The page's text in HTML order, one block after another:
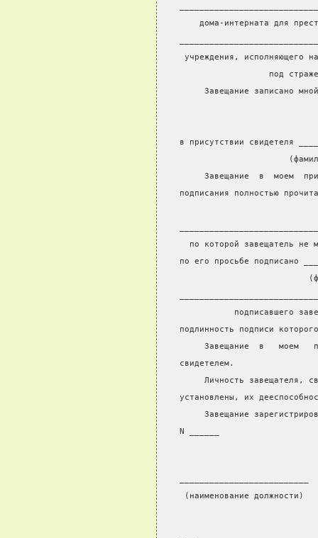
дома-интерната для
учреждения, исполняющего
под
Завещание записано
в присутствии свидетеля
Завещание  в  моем
подписания полностью
по которой завещатель не
по его просьбе подписано
подписавшего
подлинность подписи
Завещание  в   моем
свидетелем.
Личность завещателя,
установлены, их
Завещание
N ______
(наименование